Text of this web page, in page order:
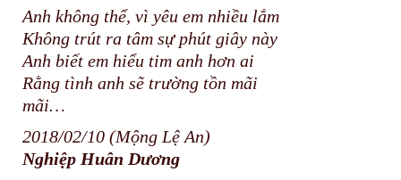
Anh không thể, vì yêu em nhiều lắm
Không trút ra tâm sự phút giây này
Anh biết em hiểu tim anh hơn ai
Rằng tình anh sẽ trường tồn mãi
mãi…
2018/02/10 (Mộng Lệ An)
Nghiệp Huân Dương